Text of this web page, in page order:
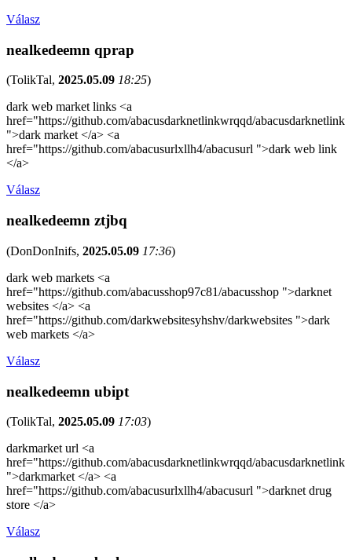
Válasz
nealkedeemn qprap
(TolikTal, 2025.05.09 18:25)
dark web market links <a
href="https://github.com/abacusdarknetlinkwrqqd/abacusdarknetlink
">dark market </a> <a
href="https://github.com/abacusurlxllh4/abacusurl ">dark web link
</a>
Válasz
nealkedeemn ztjbq
(DonDonInifs, 2025.05.09 17:36)
dark web markets <a
href="https://github.com/abacusshop97c81/abacusshop ">darknet
websites </a> <a
href="https://github.com/darkwebsitesyhshv/darkwebsites ">dark
web markets </a>
Válasz
nealkedeemn ubipt
(TolikTal, 2025.05.09 17:03)
darkmarket url <a
href="https://github.com/abacusdarknetlinkwrqqd/abacusdarknetlink
">darkmarket </a> <a
href="https://github.com/abacusurlxllh4/abacusurl ">darknet drug
store </a>
Válasz